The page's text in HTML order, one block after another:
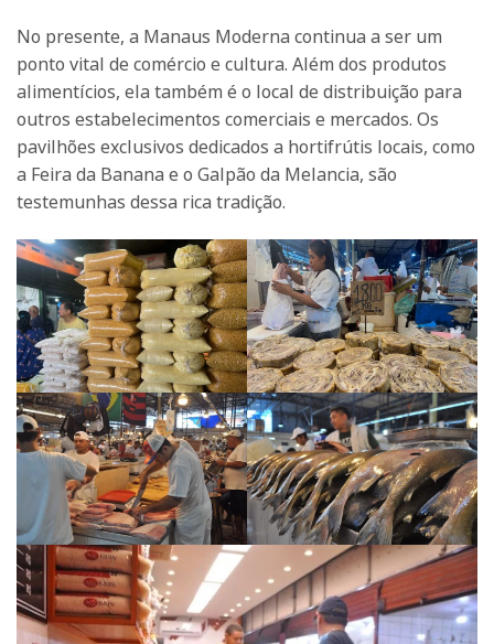
No presente, a Manaus Moderna continua a ser um
ponto vital de comércio e cultura. Além dos produtos
alimentícios, ela também é o local de distribuição para
outros estabelecimentos comerciais e mercados. Os
pavilhões exclusivos dedicados a hortifrútis locais, como
a Feira da Banana e o Galpão da Melancia, são
testemunhas dessa rica tradição.